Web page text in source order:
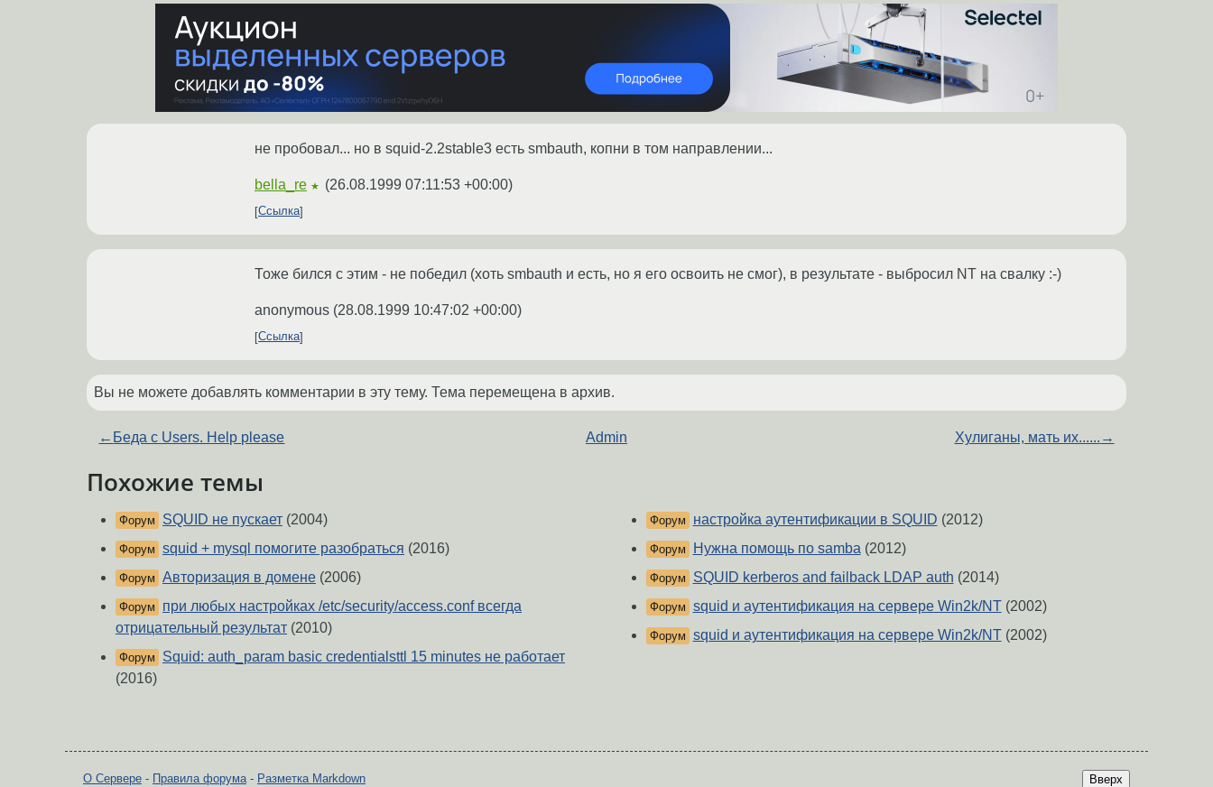
не пробовал... но в squid-2.2stable3 есть smbauth, копни в том направлении...
bella_re ★ (26.08.1999 07:11:53 +00:00)
Ссылка
Тоже бился с этим - не победил (хоть smbauth и есть, но я его освоить не смог), в результате - выбросил NT на свалку :-)
anonymous (28.08.1999 10:47:02 +00:00)
Ссылка
Вы не можете добавлять комментарии в эту тему. Тема перемещена в архив.
← Беда с Users. Help please Admin Хулиганы, мать их...... →
Похожие темы
Форум SQUID не пускает (2004)
Форум squid + mysql помогите разобраться (2016)
Форум Авторизация в домене (2006)
Форум
при любых настройках /etc/security/access.conf всегда
отрицательный результат (2010)
Форум
Squid: auth_param basic credentialsttl 15 minutes не работает
(2016)
Форум настройка аутентификации в SQUID (2012)
Форум Нужна помощь по samba(2012)
Форум SQUID kerberos and failback LDAP auth (2014)
Форум squid и аутентификация на сервере Win2k/NT (2002)
Форум squid и аутентификация на сервере Win2k/NT (2002)
Вверх
О Сервере - Правила форума- Разметка Markdown